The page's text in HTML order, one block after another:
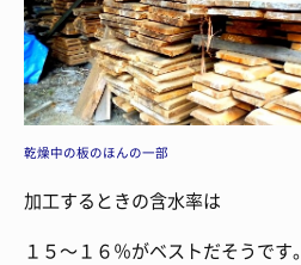
乾燥中の板のほんの一部
加工するときの含水率は
１５～１６％がベストだそうです。